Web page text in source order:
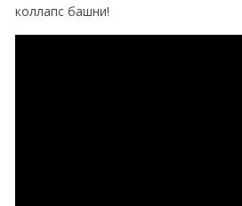
коллапс башни!